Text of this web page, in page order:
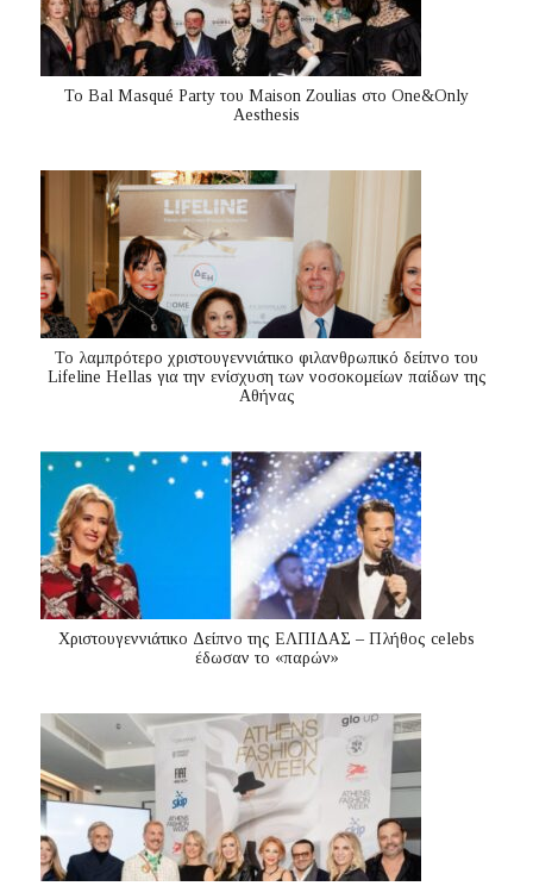
Το Bal Masqué Party του Maison Zoulias στο One&Only
Aesthesis
Το λαμπρότερο χριστουγεννιάτικο φιλανθρωπικό δείπνο του
Lifeline Hellas για την ενίσχυση των νοσοκομείων παίδων της
Αθήνας
Χριστουγεννιάτικο Δείπνο της ΕΛΠΙΔΑΣ – Πλήθος celebs
έδωσαν το «παρών»